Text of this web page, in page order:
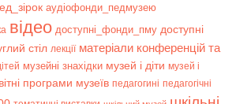
аудіофонди_педмузею
відео доступні_фонди_пму доступні
стіл лекції матеріали конференцій та
музейні знахідки музей і діти музей і
програми музеїв педагогині педагогічні